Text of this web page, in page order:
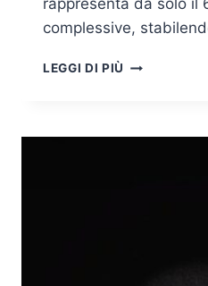
rappresenta da solo il
complessive,
LEGGI DI PIÙ FURTI
L’ANNUS